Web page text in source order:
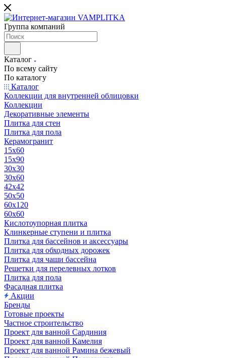
Группа компаний
Каталог
По всему сайту
По каталогу
Каталог
Коллекции для внутренней облицовки
Коллекции
Декоративные элементы
Плитка для стен
Плитка для пола
Керамогранит
15х60
15x90
30х30
30х60
42х42
50х50
60х120
60х60
Кислотоупорная плитка
Клинкерные ступени и плитка
Плитка для бассейнов и аксессуары
Плитка для обходных дорожек
Плитка для чаши бассейна
Решетки для перелевных лотков
Плитка для пола
Фасадная плитка
Акции
Бренды
Готовые проекты
Частное строительство
Проект для ванной Сардиния
Проект для ванной Камелия
Проект для ванной Рамина бежевый